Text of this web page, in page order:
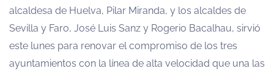
alcaldesa de Huelva, Pilar Miranda, y los alcaldes de
Sevilla y Faro, José Luis Sanz y Rogerio Bacalhau, sirvió
este lunes para renovar el compromiso de los tres
ayuntamientos con la línea de alta velocidad que una las